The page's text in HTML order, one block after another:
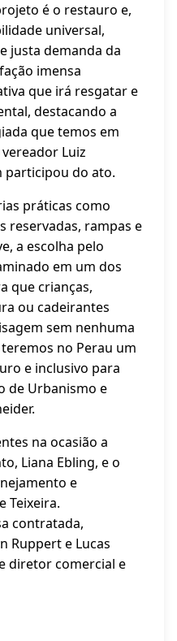
é o restauro e,
universal,
justa demanda da
imensa
que irá resgatar e
destacando a
que temos em
Luiz
participou do ato.
práticas como
reservadas, rampas e
a escolha pelo
em um dos
que crianças,
ou cadeirantes
sem nenhuma
no Perau um
e inclusivo para
de Urbanismo e
na ocasião a
Liana Ebling, e o
e
Teixeira.
contratada,
Ruppert e Lucas
diretor comercial e